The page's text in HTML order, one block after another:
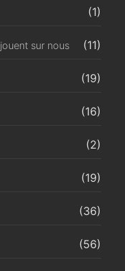
(1)
sur nous (11)
(19)
(16)
(2)
(19)
(36)
(56)